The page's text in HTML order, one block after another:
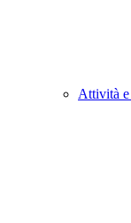
Attività e